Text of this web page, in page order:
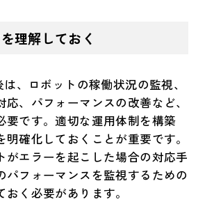
理解しておく
、ロボットの稼働状況の監視、
、パフォーマンスの改善など、
要です。適切な運用体制を構築
明確化しておくことが重要です。
がエラーを起こした場合の対応手
パフォーマンスを監視するための
く必要があります。